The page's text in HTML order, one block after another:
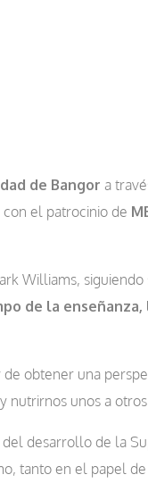
de Bangor a
con el patrocinio de
Williams,
de la
obtener una
unos a
desarrollo de la
tanto en el papel